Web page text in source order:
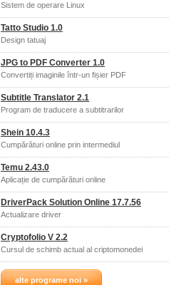
Sistem de operare Linux
Tatto Studio 1.0
Design tatuaj
JPG to PDF Converter 1.0
Convertiți imaginile într-un fișier PDF
Subtitle Translator 2.1
Program de traducere a subtitrarilor
Shein 10.4.3
Cumpărături online prin intermediul
Temu 2.43.0
Aplicație de cumpărături online
DriverPack Solution Online 17.7.56
Actualizare driver
Cryptofolio V 2.2
Cursul de schimb actual al criptomonedei
alte programe noi »